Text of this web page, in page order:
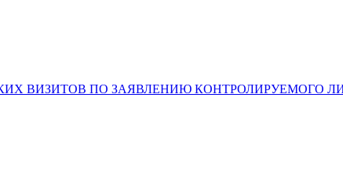
ВИЗИТОВ ПО ЗАЯВЛЕНИЮ КОНТРОЛИРУЕМОГО